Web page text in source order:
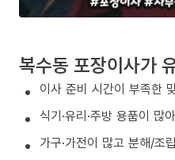
복수동 포장이사가
이사 준비 시간이 부족한
식기·유리·주방 용품이 많
가구·가전이 많고 분해/조